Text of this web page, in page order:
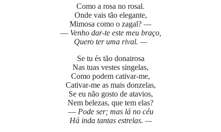
Como a rosa no rosal.
Onde vais tão elegante,
Mimosa como o zagal? —
— Venho dar-te este meu braço,
Quero ter uma rival. —
Se tu és tão donairosa
Nas tuas vestes singelas,
Como podem cativar-me,
Cativar-me as mais donzelas,
Se eu não gosto de atavios,
Nem belezas, que tem elas?
— Pode ser; mas lá no céu
Há inda tantas estrelas. —